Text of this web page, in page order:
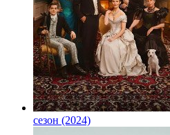
сезон (2024)